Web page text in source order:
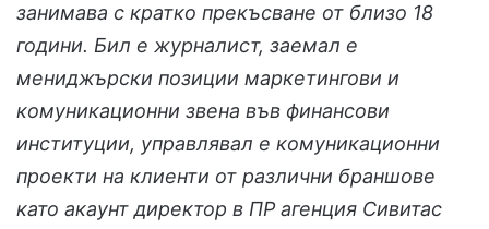
занимава с кратко прекъсване от близо 18
години. Бил е журналист, заемал е
мениджърски позиции маркетингови и
комуникационни звена във финансови
институции, управлявал е комуникационни
проекти на клиенти от различни браншове
като акаунт директор в ПР агенция Сивитас